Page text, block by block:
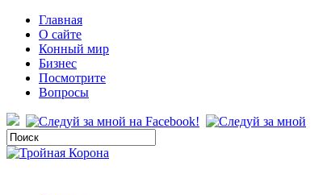
Главная
О сайте
Конный мир
Бизнес
Посмотрите
Вопросы